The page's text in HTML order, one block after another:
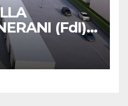
(FdI):
REGOLE